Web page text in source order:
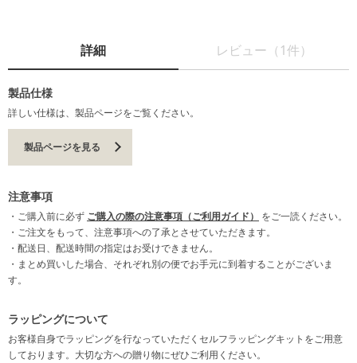
詳細 レビュー（1件）
製品仕様
詳しい仕様は、製品ページをご覧ください。
製品ページを見る
注意事項
・ご購入前に必ず ご購入の際の注意事項（ご利用ガイド）
をご一読ください。
・ご注文をもって、注意事項への了承とさせていただきます。
・配送日、配送時間の指定はお受けできません。
・まとめ買いした場合、それぞれ別の便でお手元に到着することがございま
す。
ラッピングについて
お客様自身でラッピングを行なっていただくセルフラッピングキットをご用意
しております。大切な方への贈り物にぜひご利用ください。